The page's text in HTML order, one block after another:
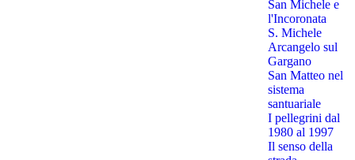
San Michele e
l'Incoronata
S. Michele
Arcangelo sul
Gargano
San Matteo nel
sistema
santuariale
I pellegrini dal
1980 al 1997
Il senso della